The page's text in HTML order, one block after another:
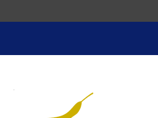
SERBSKI SEJM